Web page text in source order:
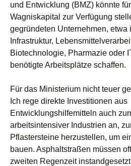
und Entwicklung (BMZ) könnte
Wagniskapital zur Verfügung
gegründeten Unternehmen, etwa
Infrastruktur,
Biotechnologie, Pharmazie oder
benötigte Arbeitsplätze schaffen.
Für das Ministerium nicht teuer
Ich rege direkte Investitionen aus
Entwicklungshilfemitteln auch
arbeitsintensiver Industrien an,
Pflastersteine herzustellen, um
bauen. Asphaltstraßen müssen
zweiten Regenzeit